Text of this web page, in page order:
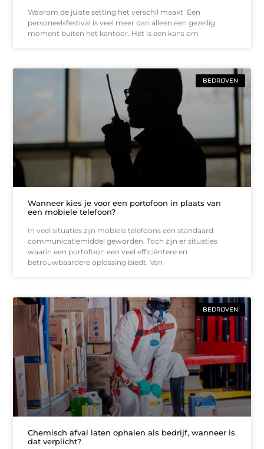
Waarom de juiste setting het verschil maakt Een
personeelsfestival is veel meer dan alleen een gezellig
moment buiten het kantoor. Het is een kans om
BEDRIJVEN
Wanneer kies je voor een portofoon in plaats van
een mobiele telefoon?
In veel situaties zijn mobiele telefoons een standaard
communicatiemiddel geworden. Toch zijn er situaties
waarin een portofoon een veel efficiëntere en
betrouwbaardere oplossing biedt. Van
BEDRIJVEN
Chemisch afval laten ophalen als bedrijf, wanneer is
dat verplicht?